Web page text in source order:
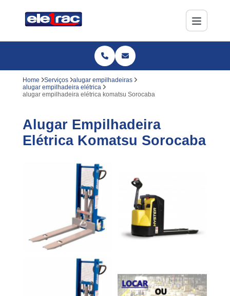
Home Serviços
alugar empilhadeiras
alugar empilhadeira elétrica
alugar empilhadeira elétrica komatsu Sorocaba
Alugar Empilhadeira
Elétrica Komatsu Sorocaba